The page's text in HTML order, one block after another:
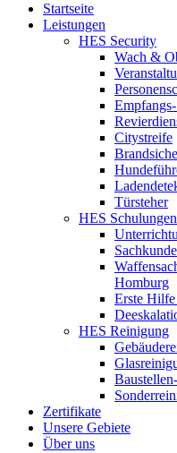
Startseite
Leistungen
HES Security
Wach &
Citystreife
Türsteher
HES Schulungen
Homburg
Erste
HES Reinigung
Zertifikate
Unsere Gebiete
Über uns